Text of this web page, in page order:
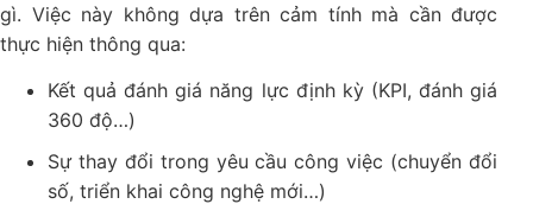
gì. Việc này không dựa trên cảm tính mà cần được
thực hiện thông qua:
Kết quả đánh giá năng lực định kỳ (KPI, đánh giá
360 độ…)
Sự thay đổi trong yêu cầu công việc (chuyển đổi
số, triển khai công nghệ mới…)